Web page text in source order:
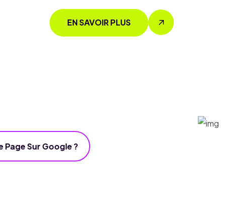
EN SAVOIR PLUS
Page Sur Google ?